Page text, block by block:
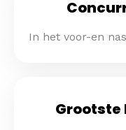
In het voor-en
Grootste